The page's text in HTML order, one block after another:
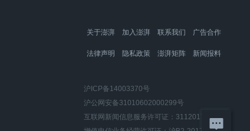
关于澎湃 加入澎湃 联系我们 广告合作
法律声明 隐私政策 澎湃矩阵 新闻报料
沪ICP备14003370号
沪公网安备31010602000299号
互联网新闻信息服务许可证：31120170006